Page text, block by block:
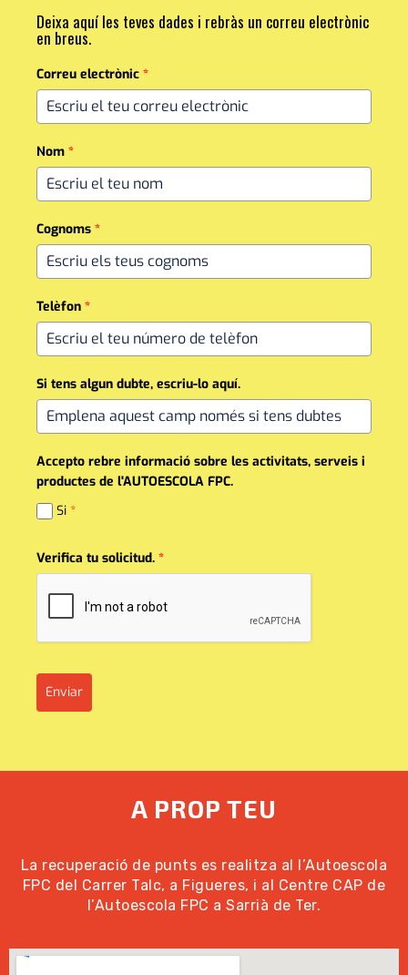
Deixa aquí les teves dades i rebràs un correu electrònic
en breus.
Correu electrònic *
Nom *
Cognoms *
Telèfon *
Si tens algun dubte, escriu-lo aquí.
Accepto rebre informació sobre les activitats, serveis i
productes de l'AUTOESCOLA FPC.
Si *
Verifica tu solicitud. *
Enviar
A PROP TEU
La recuperació de punts es realitza al l’Autoescola
FPC del Carrer Talc, a Figueres, i al Centre CAP de
l’Autoescola FPC a Sarrià de Ter.